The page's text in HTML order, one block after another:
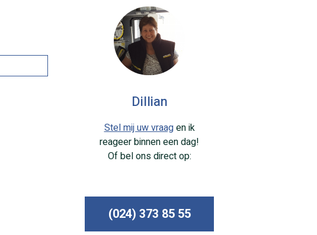
Dillian
Stel mij uw vraagen ik
reageer binnen een dag!
Of bel ons direct op:
(024) 373 85 55